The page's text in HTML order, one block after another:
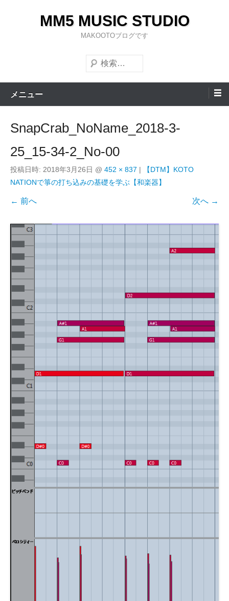
キ
MM5 MUSIC STUDIO
MAKOOTOブログです
検
索
メニュー
SnapCrab_NoName_2018-3-
25_15-34-2_No-00
投稿日時: 2018年3月26日 @ 452 × 837 |
【DTM】KOTO
NATIONで箏の打ち込みの基礎を学ぶ【和楽器】
← 前へ 次へ →